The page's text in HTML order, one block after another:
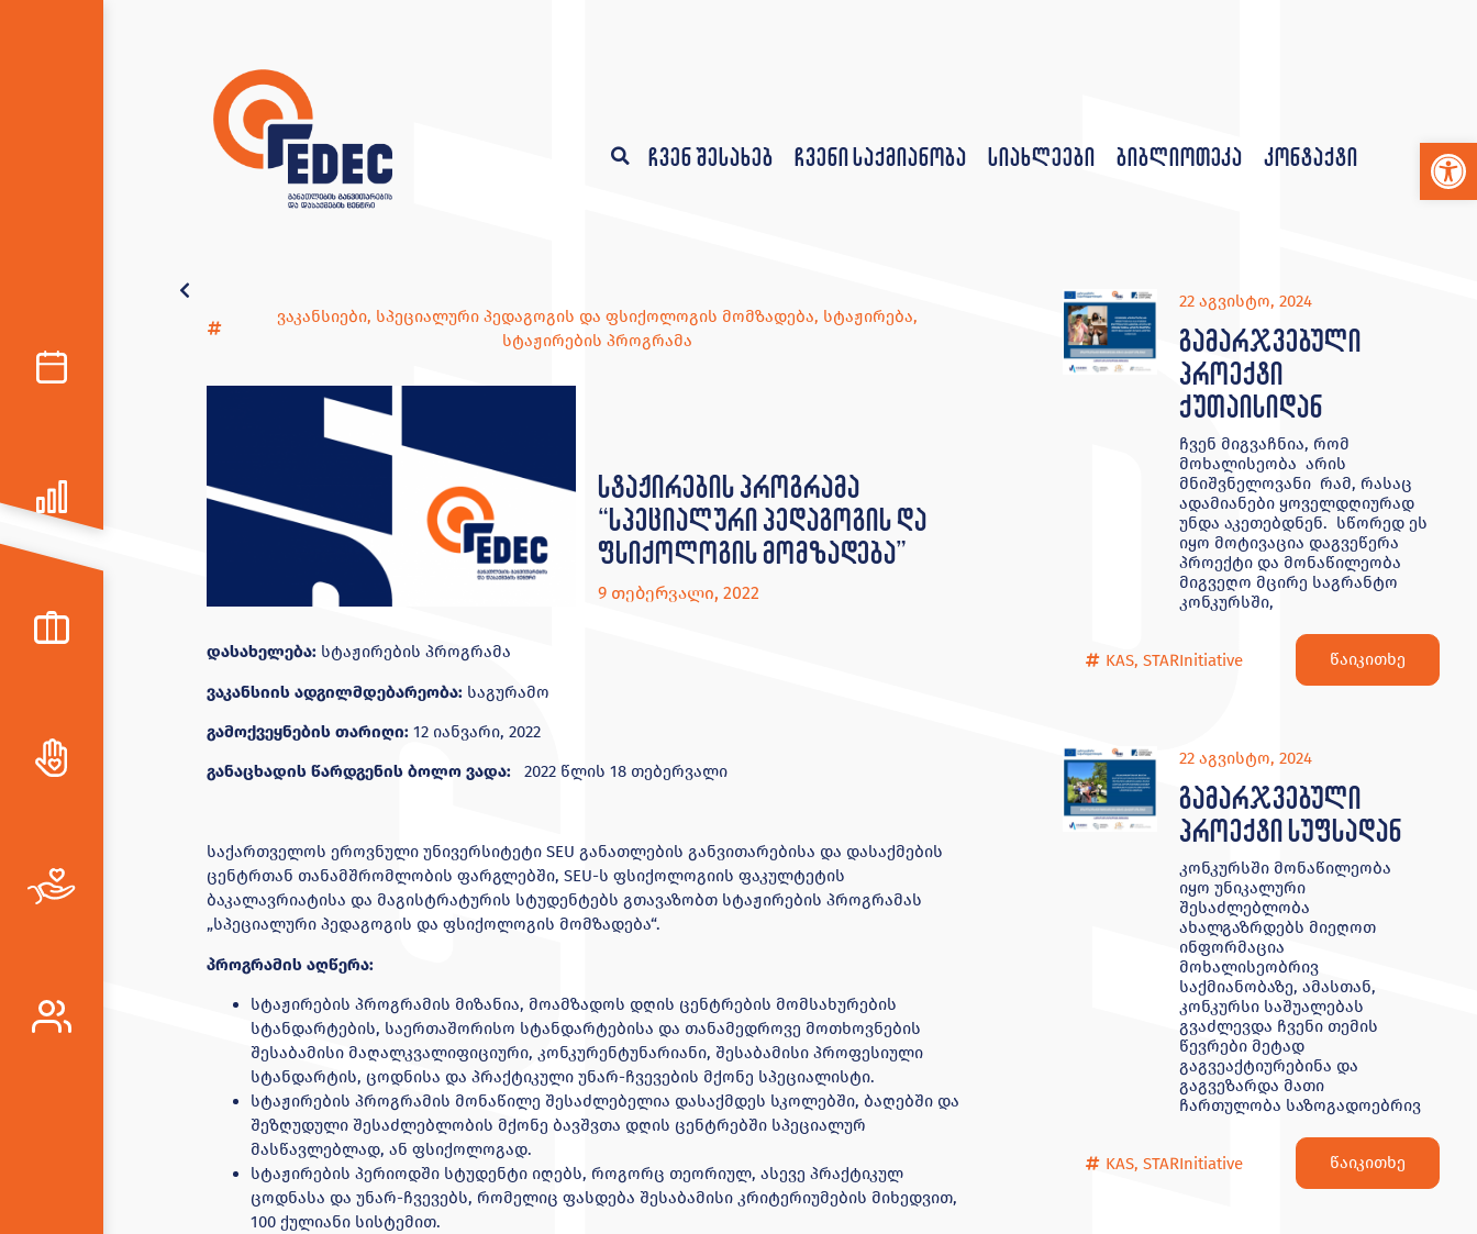
ჩვენ შესახებ ჩვენი საქმიანობა სიახლეები ბიბლიოთეკა კონტაქტი
ვაკანსიები, სპეციალური პედაგოგის და ფსიქოლოგის მომზადება, სტაჟირება,
სტაჟირების პროგრამა
სტაჟირების პროგრამა
“სპეციალური პედაგოგის და
ფსიქოლოგის მომზადება”
9 თებერვალი, 2022
დასახელება: სტაჟირების პროგრამა
ვაკანსიის ადგილმდებარეობა: საგურამო
გამოქვეყნების თარიღი:12 იანვარი, 2022
განაცხადის წარდგენისბოლო ვადა: 2022 წლის 18 თებერვალი
საქართველოს ეროვნული უნივერსიტეტი SEU განათლების განვითარებისა და დასაქმების
ცენტრთან თანამშრომლობის ფარგლებში, SEU-ს ფსიქოლოგიის ფაკულტეტის
ბაკალავრიატისა და მაგისტრატურის სტუდენტებს გთავაზობთ სტაჟირების პროგრამას
„სპეციალური პედაგოგის და ფსიქოლოგის მომზადება“.
პროგრამის აღწერა:
სტაჟირების პროგრამის მიზანია, მოამზადოს დღის ცენტრების მომსახურების
სტანდარტების, საერთაშორისო სტანდარტებისა და თანამედროვე მოთხოვნების
შესაბამისი მაღალკვალიფიციური, კონკურენტუნარიანი, შესაბამისი პროფესიული
სტანდარტის, ცოდნისა და პრაქტიკული უნარ-ჩვევების მქონე სპეციალისტი.
სტაჟირების პროგრამის მონაწილე შესაძლებელია დასაქმდეს სკოლებში, ბაღებში და
შეზღუდული შესაძლებლობის მქონე ბავშვთა დღის ცენტრებში სპეციალურ
მასწავლებლად, ან ფსიქოლოგად.
სტაჟირების პერიოდში სტუდენტი იღებს, როგორც თეორიულ, ასევე პრაქტიკულ
ცოდნასა და უნარ-ჩვევებს, რომელიც ფასდება შესაბამისი კრიტერიუმების მიხედვით,
100 ქულიანი სისტემით.
22 აგვისტო, 2024
გამარჯვებული
პროექტი
ქუთაისიდან
ჩვენ მიგვაჩნია, რომ
მოხალისეობა არის
მნიშვნელოვანი რამ, რასაც
ადამიანები ყოველდღიურად
უნდა აკეთებდნენ. სწორედ ეს
იყო მოტივაცია დაგვეწერა
პროექტი და მონაწილეობა
მიგვეღო მცირე საგრანტო
კონკურსში,
KAS,STARInitiative წაიკითხე
22 აგვისტო, 2024
გამარჯვებული
პროექტი სუფსადან
კონკურსში მონაწილეობა
იყო უნიკალური
შესაძლებლობა
ახალგაზრდებს მიეღოთ
ინფორმაცია
მოხალისეობრივ
საქმიანობაზე, ამასთან,
კონკურსი საშუალებას
გვაძლევდა ჩვენი თემის
წევრები მეტად
გაგვეაქტიურებინა და
გაგვეზარდა მათი
ჩართულობა საზოგადოებრივ
KAS,STARInitiative წაიკითხე